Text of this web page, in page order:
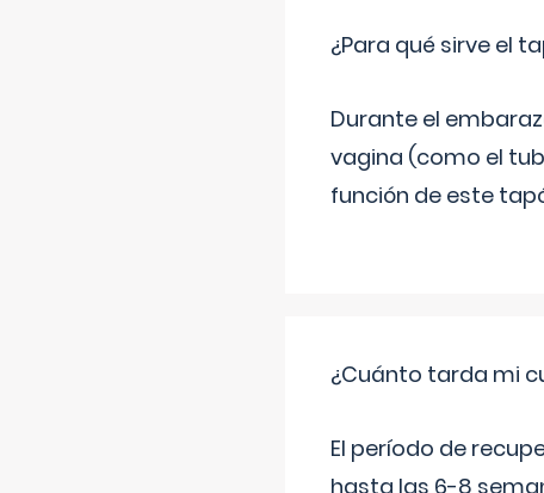
¿Para qué sirve el
Durante el
vagina (como el
función de este
¿Cuánto tarda mi
El período de
hasta las 6-8